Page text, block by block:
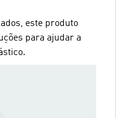
este produto
para ajudar a